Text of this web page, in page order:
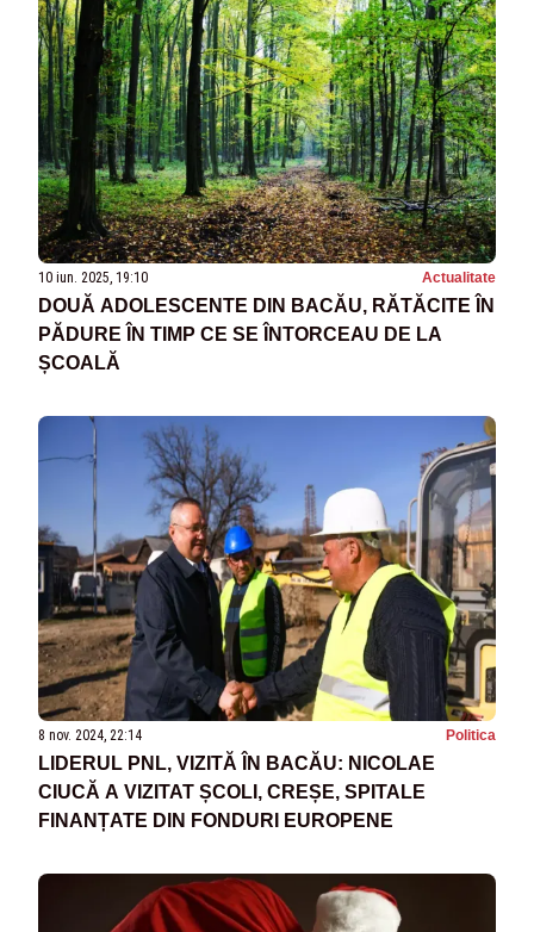
10 iun. 2025, 19:10 Actualitate
DOUĂ ADOLESCENTE DIN BACĂU, RĂTĂCITE ÎN
PĂDURE ÎN TIMP CE SE ÎNTORCEAU DE LA
ȘCOALĂ
8 nov. 2024, 22:14 Politica
LIDERUL PNL, VIZITĂ ÎN BACĂU: NICOLAE
CIUCĂ A VIZITAT ȘCOLI, CREȘE, SPITALE
FINANȚATE DIN FONDURI EUROPENE